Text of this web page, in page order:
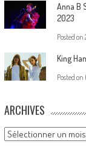
Anna B
2023
Posted on
King
Posted on
ARCHIVES
Archives